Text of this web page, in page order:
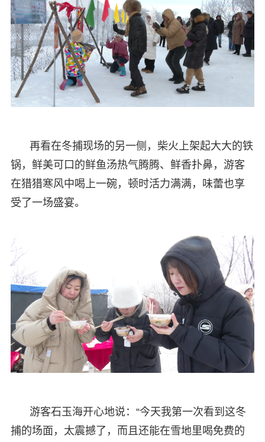
再看在冬捕现场的另一侧，柴火上架起大大的铁
锅，鲜美可口的鲜鱼汤热气腾腾、鲜香扑鼻，游客
在猎猎寒风中喝上一碗，顿时活力满满，味蕾也享
受了一场盛宴。
游客石玉海开心地说：“今天我第一次看到这冬
捕的场面，太震撼了，而且还能在雪地里喝免费的